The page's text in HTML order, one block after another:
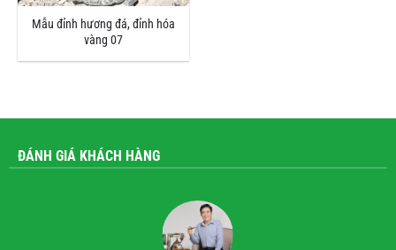
Mẫu đỉnh hương đá, đỉnh hóa
vàng 07
ĐÁNH GIÁ KHÁCH HÀNG